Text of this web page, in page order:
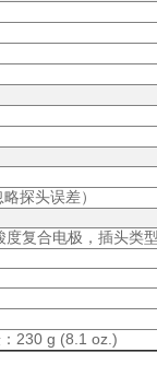
探头误差）
度复合电极 ，插头类
： 230 g (8.1 oz.)